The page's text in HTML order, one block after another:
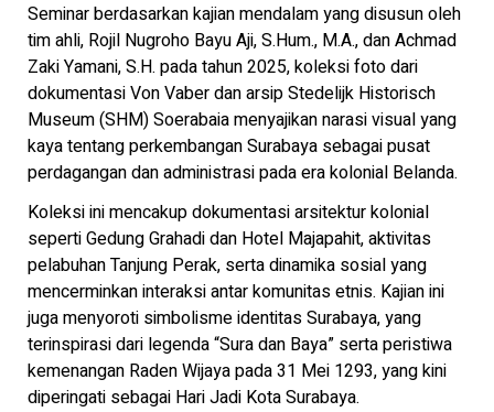
Seminar berdasarkan kajian mendalam yang disusun oleh
tim ahli, Rojil Nugroho Bayu Aji, S.Hum., M.A., dan Achmad
Zaki Yamani, S.H. pada tahun 2025, koleksi foto dari
dokumentasi Von Vaber dan arsip Stedelijk Historisch
Museum (SHM) Soerabaia menyajikan narasi visual yang
kaya tentang perkembangan Surabaya sebagai pusat
perdagangan dan administrasi pada era kolonial Belanda.
Koleksi ini mencakup dokumentasi arsitektur kolonial
seperti Gedung Grahadi dan Hotel Majapahit, aktivitas
pelabuhan Tanjung Perak, serta dinamika sosial yang
mencerminkan interaksi antar komunitas etnis. Kajian ini
juga menyoroti simbolisme identitas Surabaya, yang
terinspirasi dari legenda “Sura dan Baya” serta peristiwa
kemenangan Raden Wijaya pada 31 Mei 1293, yang kini
diperingati sebagai Hari Jadi Kota Surabaya.